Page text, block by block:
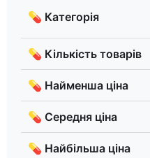
💊 Категорія
💊 Кількість товарів
💊 Найменша ціна
💊 Середня ціна
💊 Найбільша ціна